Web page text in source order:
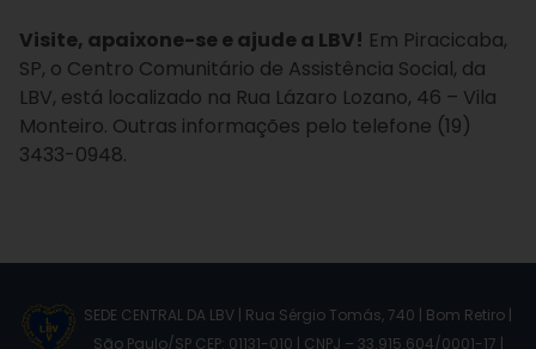
Visite, apaixone-se e ajude a LBV! Em Piracicaba,
SP, o Centro Comunitário de Assistência Social, da
LBV, está localizado na Rua Lázaro Lozano, 46 – Vila
Monteiro. Outras informações pelo telefone (19)
3433-0948.
SEDE CENTRAL DA LBV | Rua Sérgio Tomás, 740 | Bom Retiro |
São Paulo/SP CEP: 01131-010 | CNPJ – 33.915.604/0001-17 |